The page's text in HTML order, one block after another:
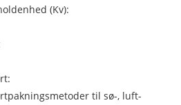
(Kv):
til sø-, luft-